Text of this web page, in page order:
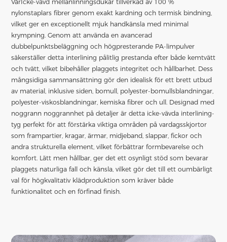
VårIcke-vävd mellanlinningsdukär tillverkad av 100 %
nylonstaplars fibrer genom exakt kardning och termisk bindning,
vilket ger en exceptionellt mjuk handkänsla med minimal
krympning. Genom att använda en avancerad
dubbelpunktsbeläggning och högpresterande PA-limpulver
säkerställer detta interlining pålitlig prestanda efter både kemtvätt
och tvätt, vilket bibehåller plaggets integritet och hållbarhet. Dess
mångsidiga sammansättning gör den idealisk för ett brett utbud
av material, inklusive siden, bomull, polyester-bomullsblandningar,
polyester-viskosblandningar, kemiska fibrer och ull. Designad med
noggrann noggrannhet på detaljer är detta icke-vävda interlining-
tyg perfekt för att förstärka viktiga områden på vardagsskjortor
som frampartier, kragar, ärmar, midjeband, slappar, fickor och
andra strukturella element, vilket förbättrar formbevarelse och
komfort. Lätt men hållbar, ger det ett osynligt stöd som bevarar
plaggets naturliga fall och känsla, vilket gör det till ett oumbärligt
val för högkvalitativ klädproduktion som kräver både
funktionalitet och en förfinad finish.